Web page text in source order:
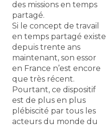
des missions en temps
partagé.
Si le concept de travail
en temps partagé existe
depuis trente ans
maintenant, son essor
en France n’est encore
que très récent.
Pourtant, ce dispositif
est de plus en plus
plébiscité par tous les
acteurs du monde du